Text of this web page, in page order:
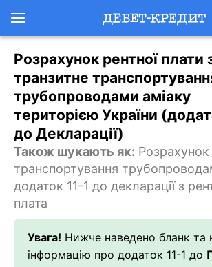
Розрахунок рентної плати
транзитне
трубопроводами аміаку
територією України
до Декларації)
Також шукають як: Розрахунок
транспортування
додаток 11-1 до декларації з
плата
Увага! Нижче наведено бланк та
інформацію про додаток 11-1 до